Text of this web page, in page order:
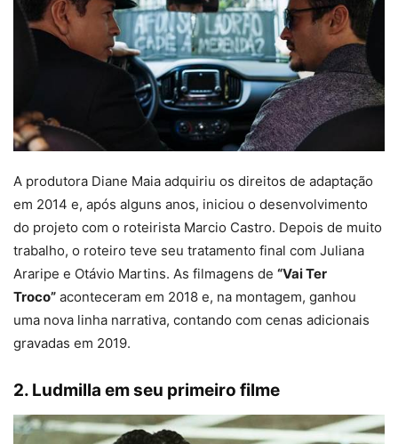
A produtora Diane Maia adquiriu os direitos de adaptação
em 2014 e, após alguns anos, iniciou o desenvolvimento
do projeto com o roteirista Marcio Castro. Depois de muito
trabalho, o roteiro teve seu tratamento final com Juliana
Araripe e Otávio Martins. As filmagens de “Vai Ter
Troco” aconteceram em 2018 e, na montagem, ganhou
uma nova linha narrativa, contando com cenas adicionais
gravadas em 2019.
2. Ludmilla em seu primeiro filme